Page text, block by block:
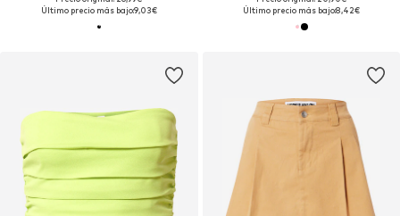
Último precio más bajo:9,03€
Último precio más bajo:8,42€